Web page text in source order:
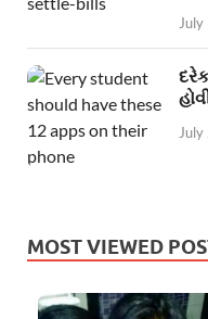
MOST VIEWED